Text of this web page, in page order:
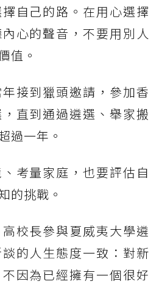
自己的路。在用心選擇
心的聲音，不要用別人
值。
接到獵頭邀請，參加香
直到通過遴選、舉家搬
過一年。
考量家庭，也要評估自
的挑戰。
校長參與夏威夷大學遴
的人生態度一致：對新
因為已經擁有一個很好